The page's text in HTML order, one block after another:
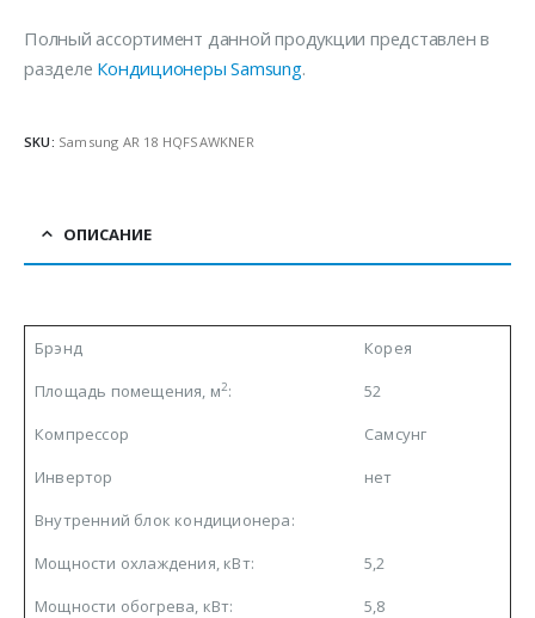
Полный ассортимент данной продукции представлен в
разделе Кондиционеры Samsung.
SKU: Samsung AR 18 HQFSAWKNER
ОПИСАНИЕ
Брэнд
Корея
Площадь помещения, м2:
52
Компрессор
Самсунг
Инвертор
нет
Внутренний блок кондиционера:
Мощности охлаждения, кВт:
5,2
Мощности обогрева, кВт:
5,8